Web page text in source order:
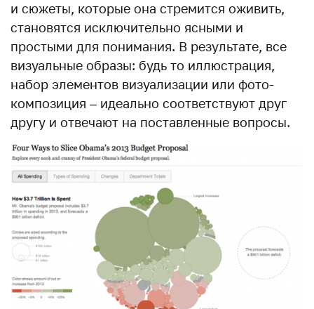
и сюжеты, которые она стремится оживить,
становятся исключительно ясными и
простыми для понимания. В результате, все
визуальные образы: будь то иллюстрация,
набор элементов визуализации или фото-
композиция – идеально соответствуют друг
другу и отвечают на поставленные вопросы.